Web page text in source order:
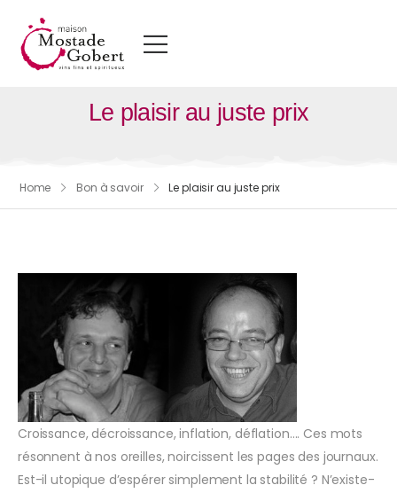
Le plaisir au juste prix
Home Bon à savoir Le plaisir au juste prix
Croissance, décroissance, inflation, déflation…. Ces mots
résonnent à nos oreilles, noircissent les pages des journaux.
Est-il utopique d’espérer simplement la stabilité ? N’existe-